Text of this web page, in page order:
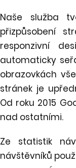
Naše služba
přizpůsobení
responzivní
automaticky
obrazovkách
stránek je
Od roku 2015
nad ostatními.
Ze statistik
návštěvníků